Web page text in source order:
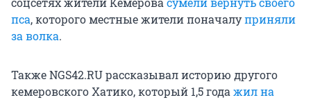
пса, которого местные жители поначалуприняли
за волка.
Также NGS42.RU рассказывал историю другого
кемеровского Хатико, который 1,5 годажил на